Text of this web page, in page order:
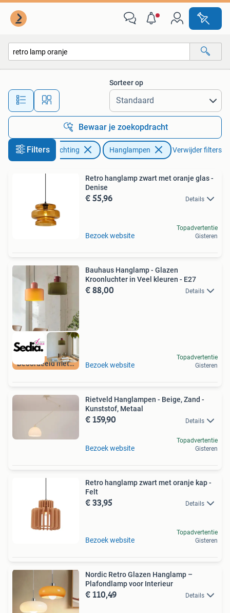
Alle afstanden…
Sorteer op
Bewaar je zoekopdracht
Filters
Huis en Inrichting Hanglampen Verwijder filters
Retro hanglamp zwart met oranje glas -
Denise
€ 55,96 Details
Bezoek website
Topadvertentie
Gisteren
Beoordeeld met 9+
Bauhaus Hanglamp - Glazen
Kroonluchter in Veel kleuren - E27
€ 88,00 Details
Bezoek website
Topadvertentie
Gisteren
Rietveld Hanglampen - Beige, Zand -
Kunststof, Metaal
€ 159,90 Details
Bezoek website
Topadvertentie
Gisteren
Retro hanglamp zwart met oranje kap -
Felt
€ 33,95 Details
Bezoek website
Topadvertentie
Gisteren
Nordic Retro Glazen Hanglamp –
Plafondlamp voor Interieur
€ 110,49 Details